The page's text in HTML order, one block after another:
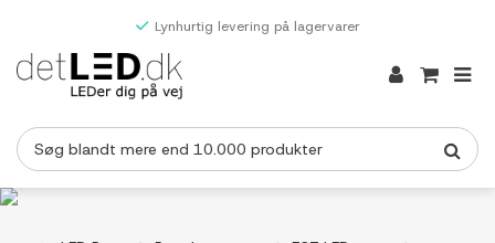
Lynhurtig levering på lagervarer